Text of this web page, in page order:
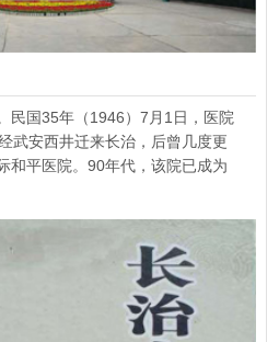
民国35年（1946）7月1日，医院
武安西井迁来长治，后曾几度更
和平医院。90年代，该院已成为